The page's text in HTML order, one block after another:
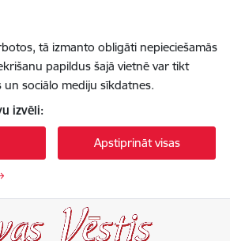
tā izmanto obligāti nepieciešamās
papildus šajā vietnē var tikt
sociālo mediju sīkdatnes.
izvēli:
Apstiprināt visas